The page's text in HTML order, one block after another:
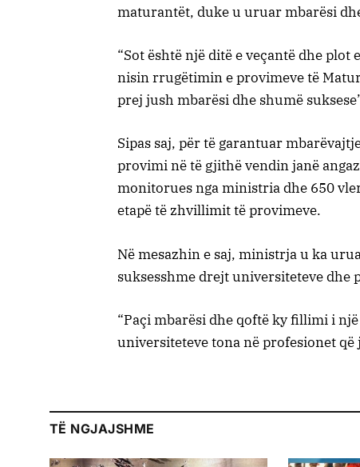
maturantët, duke u uruar mbarësi
“Sot është një ditë e veçantë dhe
nisin rrugëtimin e provimeve të
prej jush mbarësi dhe shumë
Sipas saj, për të garantuar
provimi në të gjithë vendin janë
monitorues nga ministria dhe 650
etapë të zhvillimit të provimeve.
Në mesazhin e saj, ministrja u ka
suksesshme drejt universiteteve dhe
“Paçi mbarësi dhe qoftë ky fillimi i
universiteteve tona në profesionet
TË NGJAJSHME